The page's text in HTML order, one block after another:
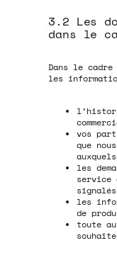
3.2 Les
dans le
Dans le
les
vos
que
les
service
signalés
les
de
toute